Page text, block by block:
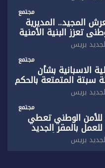
مجتمع
المجيد.. المديرية
تعزز البنية الأمنية
جديدتينبريس
مجتمع
الاسبانية بشأن
سبتة المتمتعة بالحكم
بريس
مجتمع
للأمن الوطني تعطي
بالمقر الجديد
بولاية أمن العيون
بريس